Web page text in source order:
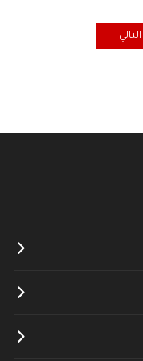
المقال التالي: أگـول.. عشنا
التالي